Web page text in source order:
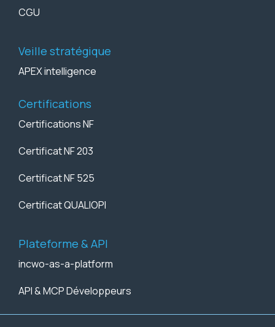
CGU
Veille stratégique
APEX intelligence
Certifications
Certifications NF
Certificat NF 203
Certificat NF 525
Certificat QUALIOPI
Plateforme & API
incwo-as-a-platform
API & MCP Développeurs